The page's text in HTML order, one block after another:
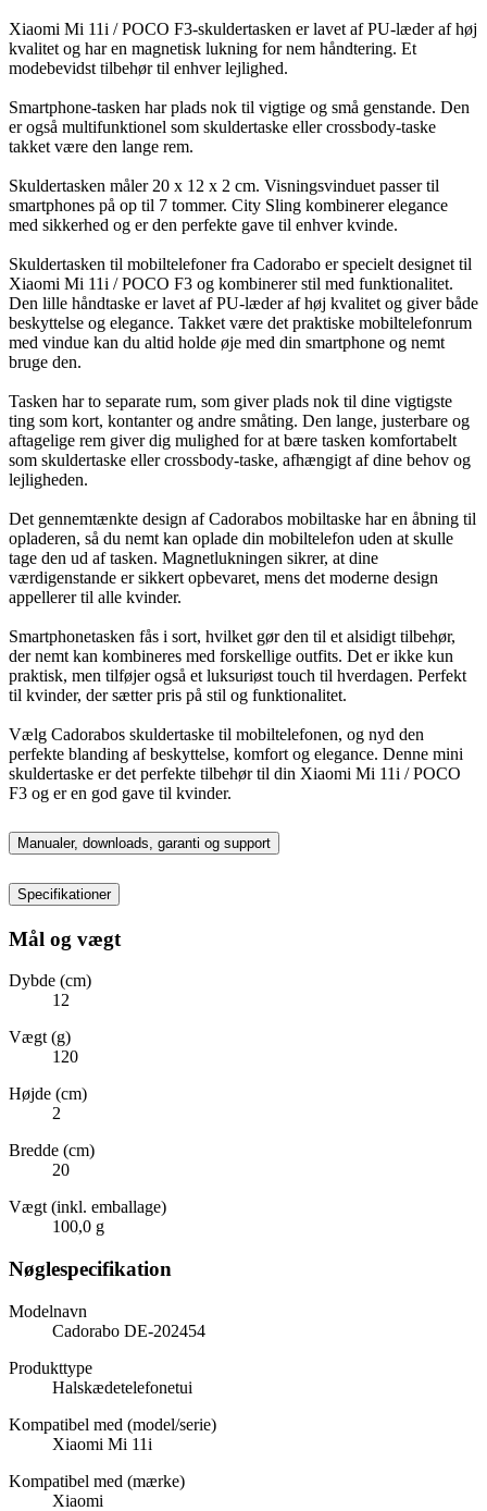
Xiaomi Mi 11i / POCO F3-skuldertasken er lavet af PU-læder af høj
kvalitet og har en magnetisk lukning for nem håndtering. Et
modebevidst tilbehør til enhver lejlighed.
Smartphone-tasken har plads nok til vigtige og små genstande. Den
er også multifunktionel som skuldertaske eller crossbody-taske
takket være den lange rem.
Skuldertasken måler 20 x 12 x 2 cm. Visningsvinduet passer til
smartphones på op til 7 tommer. City Sling kombinerer elegance
med sikkerhed og er den perfekte gave til enhver kvinde.
Skuldertasken til mobiltelefoner fra Cadorabo er specielt designet til
Xiaomi Mi 11i / POCO F3 og kombinerer stil med funktionalitet.
Den lille håndtaske er lavet af PU-læder af høj kvalitet og giver både
beskyttelse og elegance. Takket være det praktiske mobiltelefonrum
med vindue kan du altid holde øje med din smartphone og nemt
bruge den.
Tasken har to separate rum, som giver plads nok til dine vigtigste
ting som kort, kontanter og andre småting. Den lange, justerbare og
aftagelige rem giver dig mulighed for at bære tasken komfortabelt
som skuldertaske eller crossbody-taske, afhængigt af dine behov og
lejligheden.
Det gennemtænkte design af Cadorabos mobiltaske har en åbning til
opladeren, så du nemt kan oplade din mobiltelefon uden at skulle
tage den ud af tasken. Magnetlukningen sikrer, at dine
værdigenstande er sikkert opbevaret, mens det moderne design
appellerer til alle kvinder.
Smartphonetasken fås i sort, hvilket gør den til et alsidigt tilbehør,
der nemt kan kombineres med forskellige outfits. Det er ikke kun
praktisk, men tilføjer også et luksuriøst touch til hverdagen. Perfekt
til kvinder, der sætter pris på stil og funktionalitet.
Vælg Cadorabos skuldertaske til mobiltelefonen, og nyd den
perfekte blanding af beskyttelse, komfort og elegance. Denne mini
skuldertaske er det perfekte tilbehør til din Xiaomi Mi 11i / POCO
F3 og er en god gave til kvinder.
Manualer, downloads, garanti og support
Specifikationer
Mål og vægt
Dybde (cm)
12
Vægt (g)
120
Højde (cm)
2
Bredde (cm)
20
Vægt (inkl. emballage)
100,0 g
Nøglespecifikation
Modelnavn
Cadorabo DE-202454
Produkttype
Halskædetelefonetui
Kompatibel med (model/serie)
Xiaomi Mi 11i
Kompatibel med (mærke)
Xiaomi